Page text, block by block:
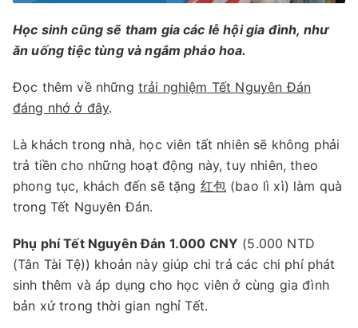
Học sinh cũng sẽ tham gia các lễ hội gia đình, như
ăn uống tiệc tùng và ngắm pháo hoa.
Đọc thêm về những trải nghiệm Tết Nguyên Đán
đáng nhớ ở đây.
Là khách trong nhà, học viên tất nhiên sẽ không phải
trả tiền cho những hoạt động này, tuy nhiên, theo
phong tục, khách đến sẽ tặng 红包(bao lì xì) làm quà
trong Tết Nguyên Đán.
Phụ phí Tết Nguyên Đán 1.000 CNY (5.000 NTD
(Tân Tài Tệ)) khoản này giúp chi trả các chi phí phát
sinh thêm và áp dụng cho học viên ở cùng gia đình
bản xứ trong thời gian nghỉ Tết.